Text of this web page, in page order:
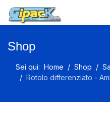
Shop
Sei qui: Home Shop
Rotolo differenziato -